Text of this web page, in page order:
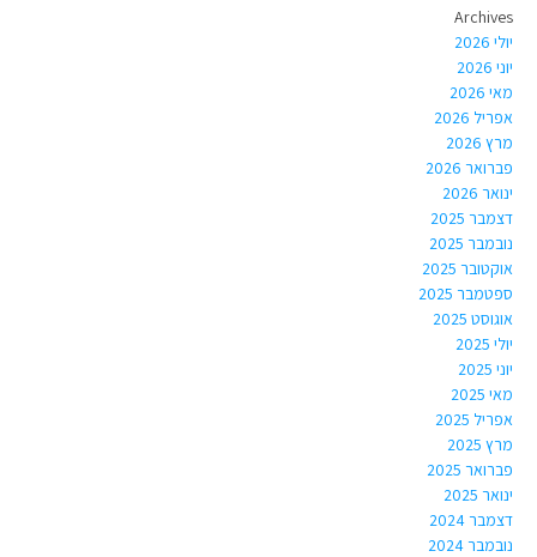
Archives
יולי 2026
יוני 2026
מאי 2026
אפריל 2026
מרץ 2026
פברואר 2026
ינואר 2026
דצמבר 2025
נובמבר 2025
אוקטובר 2025
ספטמבר 2025
אוגוסט 2025
יולי 2025
יוני 2025
מאי 2025
אפריל 2025
מרץ 2025
פברואר 2025
ינואר 2025
דצמבר 2024
נובמבר 2024